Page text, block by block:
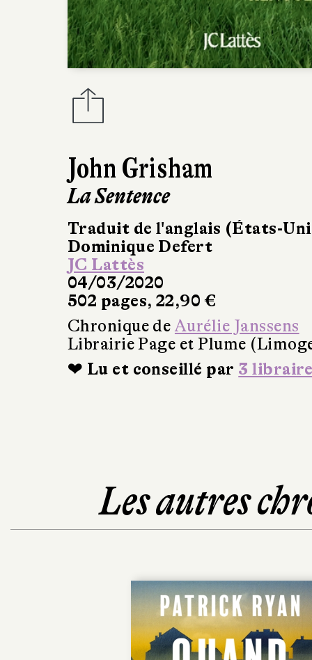
John Grisham
La Sentence
Traduit de l'anglais (États-
Dominique Defert
JC Lattès
04/03/2020
502 pages, 22,90 €
Chronique de Aurélie Janssens
Librairie Page et Plume
❤ Lu et conseillé par 3
Les autres